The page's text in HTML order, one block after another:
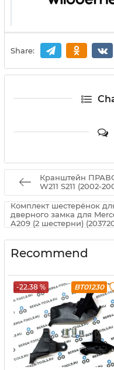
Share:
Кранштейн
W211 S211 (2002-
Комплект шестерёнок
дверного замка для
A209 (2 шестерни)
Recommend
-22.38 % BT01230